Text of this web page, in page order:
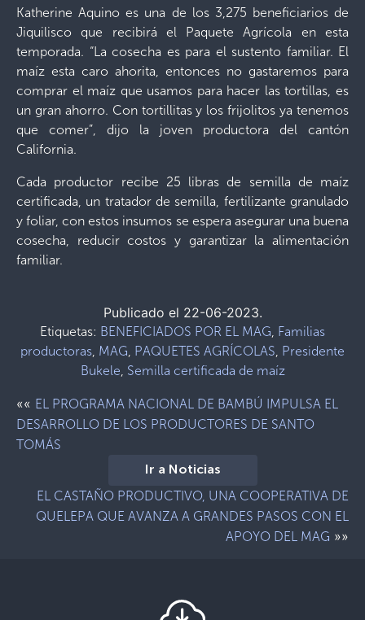
Katherine Aquino es una de los 3,275 beneficiarios de
Jiquilisco que recibirá el Paquete Agrícola en esta
temporada. “La cosecha es para el sustento familiar. El
maíz esta caro ahorita, entonces no gastaremos para
comprar el maíz que usamos para hacer las tortillas, es
un gran ahorro. Con tortillitas y los frijolitos ya tenemos
que comer”, dijo la joven productora del cantón
California.
Cada productor recibe 25 libras de semilla de maíz
certificada, un tratador de semilla, fertilizante granulado
y foliar, con estos insumos se espera asegurar una buena
cosecha, reducir costos y garantizar la alimentación
familiar.
Publicado el 22-06-2023.
Etiquetas: BENEFICIADOS POR EL MAG Familias
productoras MAG PAQUETES AGRÍCOLAS Presidente
Bukele Semilla certificada de maíz
«« EL PROGRAMA NACIONAL DE BAMBÚ IMPULSA EL
DESARROLLO DE LOS PRODUCTORES DE SANTO
TOMÁS
Ir a Noticias
EL CASTAÑO PRODUCTIVO, UNA COOPERATIVA DE
QUELEPA QUE AVANZA A GRANDES PASOS CON EL
APOYO DEL MAG »»